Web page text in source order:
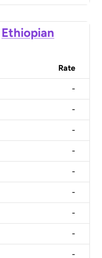
Ethiopian
Rate
-
-
-
-
-
-
-
-
-